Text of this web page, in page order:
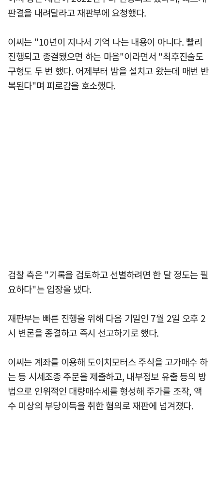
판결을 내려달라고 재판부에 요청했다.
이씨는 "10년이 지나서 기억 나는 내용이 아니다. 빨리
진행되고 종결됐으면 하는 마음"이라면서 "최후진술도
구형도 두 번 했다. 어제부터 밤을 설치고 왔는데 매번 반
복된다"며 피로감을 호소했다.
검찰 측은 "기록을 검토하고 선별하려면 한 달 정도는 필
요하다"는 입장을 냈다.
재판부는 빠른 진행을 위해 다음 기일인 7월 2일 오후 2
시 변론을 종결하고 즉시 선고하기로 했다.
이씨는 계좌를 이용해 도이치모터스 주식을 고가매수 하
는 등 시세조종 주문을 제출하고, 내부정보 유출 등의 방
법으로 인위적인 대량매수세를 형성해 주가를 조작, 액
수 미상의 부당이득을 취한 혐의로 재판에 넘겨졌다.